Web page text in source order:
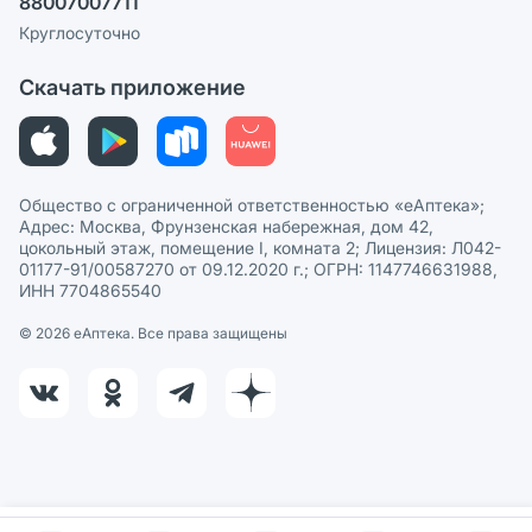
Пользовательское соглашение
Политика рекомендаций
Этика и соответствие
Политика в отношении обработки персональных данных
Круглосуточно
Скачать приложение
Общество с ограниченной ответственностью «еАптека»;
Адрес: Москва, Фрунзенская набережная, дом 42,
цокольный этаж, помещение I, комната 2; Лицензия: Л042-
01177-91/00587270 от 09.12.2020 г.; ОГРН: 1147746631988,
ИНН 7704865540
© 2026 eАптека. Все права защищены